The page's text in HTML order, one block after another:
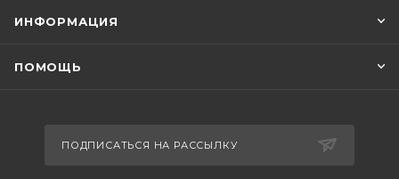
ИНФОРМАЦИЯ
ПОМОЩЬ
ПОДПИСАТЬСЯ НА РАССЫЛКУ